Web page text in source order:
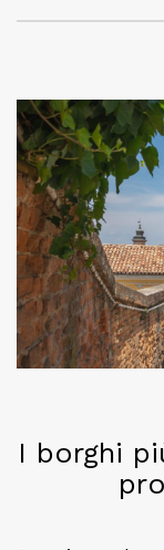
I borghi